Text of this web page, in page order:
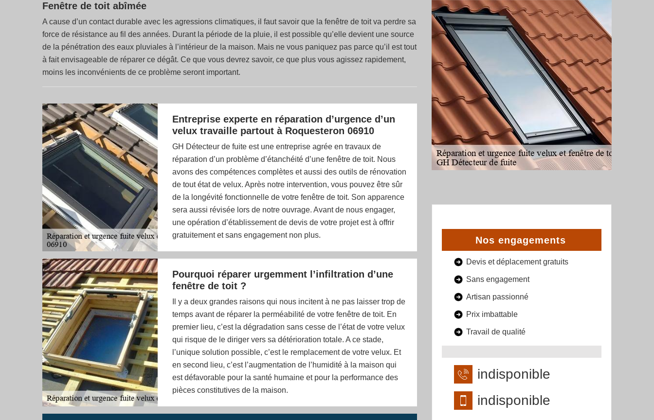
Fenêtre de toit abîmée
A cause d’un contact durable avec les agressions climatiques, il faut savoir que la fenêtre de toit va perdre sa
force de résistance au fil des années. Durant la période de la pluie, il est possible qu’elle devient une source
de la pénétration des eaux pluviales à l’intérieur de la maison. Mais ne vous paniquez pas parce qu’il est tout
à fait envisageable de réparer ce dégât. Ce que vous devrez savoir, ce que plus vous agissez rapidement,
moins les inconvénients de ce problème seront important.
Entreprise experte en réparation d’urgence d’un
velux travaille partout à Roquesteron 06910
GH Détecteur de fuite est une entreprise agrée en travaux de
réparation d’un problème d’étanchéité d’une fenêtre de toit. Nous
avons des compétences complètes et aussi des outils de rénovation
de tout état de velux. Après notre intervention, vous pouvez être sûr
de la longévité fonctionnelle de votre fenêtre de toit. Son apparence
sera aussi révisée lors de notre ouvrage. Avant de nous engager,
une opération d’établissement de devis de votre projet est à offrir
gratuitement et sans engagement non plus.
Pourquoi réparer urgemment l’infiltration d’une
fenêtre de toit ?
Il y a deux grandes raisons qui nous incitent à ne pas laisser trop de
temps avant de réparer la perméabilité de votre fenêtre de toit. En
premier lieu, c’est la dégradation sans cesse de l’état de votre velux
qui risque de le diriger vers sa détérioration totale. A ce stade,
l’unique solution possible, c’est le remplacement de votre velux. Et
en second lieu, c’est l’augmentation de l’humidité à la maison qui
est défavorable pour la santé humaine et pour la performance des
pièces constitutives de la maison.
Nos engagements
Devis et déplacement gratuits
Sans engagement
Artisan passionné
Prix imbattable
Travail de qualité
indisponible
indisponible